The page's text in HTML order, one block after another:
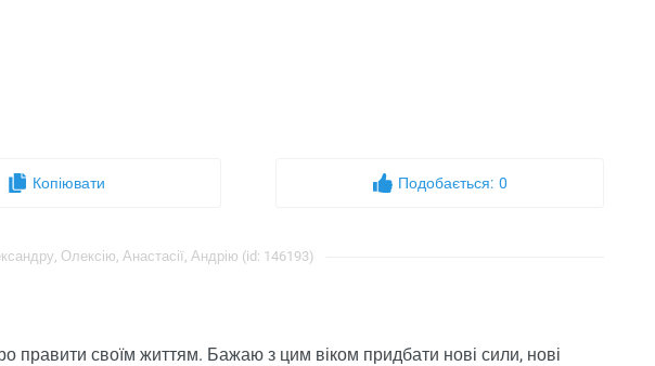
Копіювати Подобається: 0
Олексію, Анастасії, Андрію (id: 146193)
правити своїм життям. Бажаю з цим віком придбати нові сили, нові